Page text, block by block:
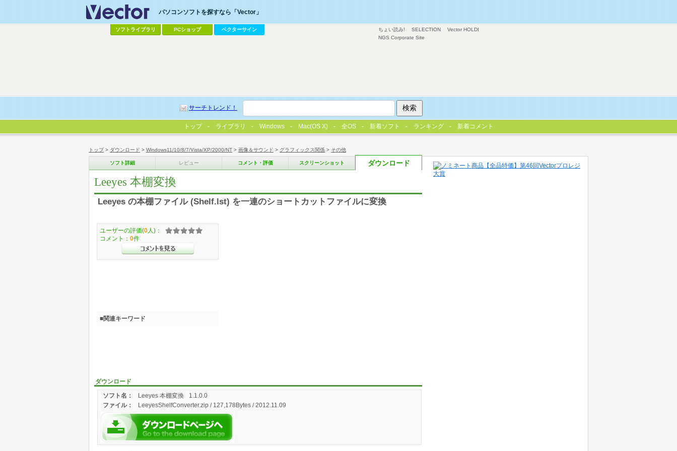
トップ> ダウンロード > Windows11/10/8/7/Vista/XP/2000/NT > 画像＆サウンド > グラフィックス関係 > その他
ソフト詳細 レビュー コメント・評価 スクリーンショット ダウンロード
Leeyes 本棚変換
Leeyes の本棚ファイル (Shelf.lst) を一連のショートカットファイルに変換
ダウンロード
ソフト名：
Leeyes 本棚変換 1.1.0.0
ファイル： LeeyesShelfConverter.zip / 127,178Bytes / 2012.11.09
ユーザーの評価(0 人)：
コメント： 0件
■関連キーワード
ちょい読み! SELECTION
Vector HOLDI
NGS Corporate Site
パソコンソフトを探すなら「Vector」
ソフトライブラリ PCショップ ベクターサイン
サーチトレンド！
トップ ライブラリ Windows Mac(OS X) 全OS 新着ソフト ランキング 新着コメント